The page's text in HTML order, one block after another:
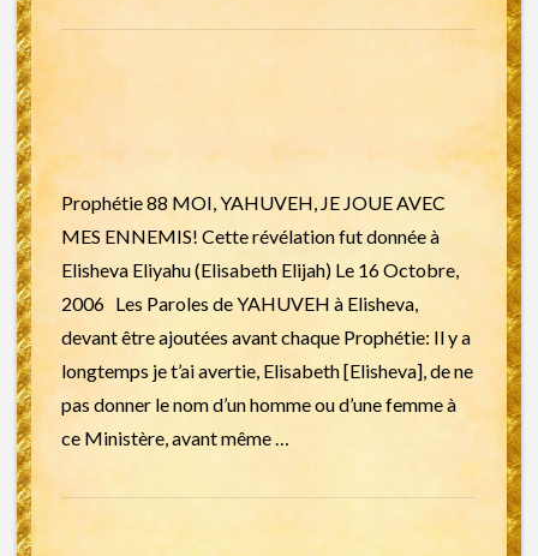
Prophétie 88 MOI, YAHUVEH, JE JOUE AVEC
MES ENNEMIS! Cette révélation fut donnée à
Elisheva Eliyahu (Elisabeth Elijah) Le 16 Octobre,
2006 Les Paroles de YAHUVEH à Elisheva,
devant être ajoutées avant chaque Prophétie: Il y a
longtemps je t’ai avertie, Elisabeth [Elisheva], de ne
pas donner le nom d’un homme ou d’une femme à
ce Ministère, avant même …